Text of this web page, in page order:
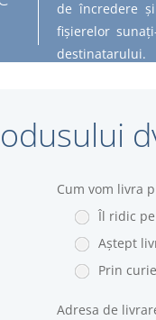
Cum vom livra
Îl ridic
Aștept
Prin
Adresa de
de încredere
fișierelor
destinatarului.